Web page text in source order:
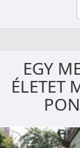
EGY
ÉLETET